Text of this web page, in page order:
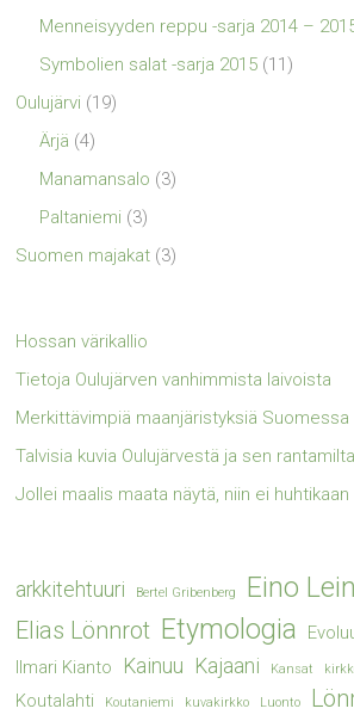
Menneisyyden reppu -sarja 2014 –
Symbolien salat -sarja 2015 (11)
Oulujärvi (19)
Ärjä (4)
Manamansalo (3)
Paltaniemi (3)
Suomen majakat (3)
Hossan värikallio
Tietoja Oulujärven vanhimmista laivoista
Merkittävimpiä maanjäristyksiä Suomessa
Talvisia kuvia Oulujärvestä ja sen rantamilta
Jollei maalis maata näytä, niin ei
arkkitehtuuri Bertel Gribenberg Eino
Elias Lönnrot Etymologia
Ilmari Kianto
Kainuu Kajaani Kansat
Koutalahti Koutaniemi kuvakirkko Luonto